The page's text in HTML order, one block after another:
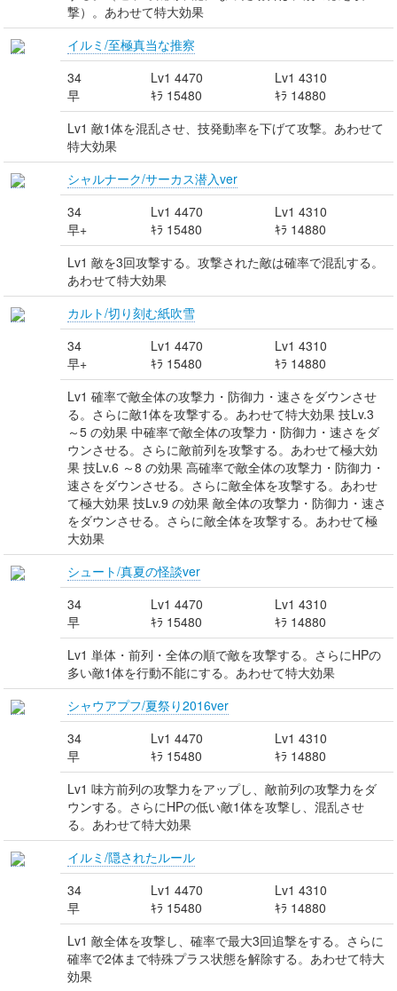
撃）。あわせて特大効果
イルミ/至極真当な推察
34
早
Lv1 4470
ｷﾗ 15480
Lv1 4310
ｷﾗ 14880
Lv1 敵1体を混乱させ、技発動率を下げて攻撃。あわせて
特大効果
シャルナーク/サーカス潜入ver
34
早+
Lv1 4470
ｷﾗ 15480
Lv1 4310
ｷﾗ 14880
Lv1 敵を3回攻撃する。攻撃された敵は確率で混乱する。
あわせて特大効果
カルト/切り刻む紙吹雪
34
早+
Lv1 4470
ｷﾗ 15480
Lv1 4310
ｷﾗ 14880
Lv1 確率で敵全体の攻撃力・防御力・速さをダウンさせ
る。さらに敵1体を攻撃する。あわせて特大効果 技Lv.3
～5 の効果 中確率で敵全体の攻撃力・防御力・速さをダ
ウンさせる。さらに敵前列を攻撃する。あわせて極大効
果 技Lv.6 ～8 の効果 高確率で敵全体の攻撃力・防御力・
速さをダウンさせる。さらに敵全体を攻撃する。あわせ
て極大効果 技Lv.9 の効果 敵全体の攻撃力・防御力・速さ
をダウンさせる。さらに敵全体を攻撃する。あわせて極
大効果
シュート/真夏の怪談ver
34
早
Lv1 4470
ｷﾗ 15480
Lv1 4310
ｷﾗ 14880
Lv1 単体・前列・全体の順で敵を攻撃する。さらにHPの
多い敵1体を行動不能にする。あわせて特大効果
シャウアプフ/夏祭り2016ver
34
早
Lv1 4470
ｷﾗ 15480
Lv1 4310
ｷﾗ 14880
Lv1 味方前列の攻撃力をアップし、敵前列の攻撃力をダ
ウンする。さらにHPの低い敵1体を攻撃し、混乱させ
る。あわせて特大効果
イルミ/隠されたルール
34
早
Lv1 4470
ｷﾗ 15480
Lv1 4310
ｷﾗ 14880
Lv1 敵全体を攻撃し、確率で最大3回追撃をする。さらに
確率で2体まで特殊プラス状態を解除する。あわせて特大
効果